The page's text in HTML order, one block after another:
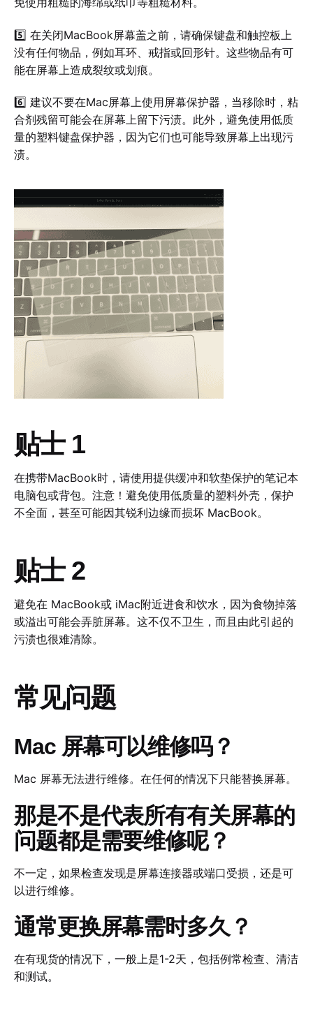
5️⃣ 在关闭MacBook屏幕盖之前，请确保键盘和触控板上
没有任何物品，例如耳环、戒指或回形针。这些物品有可
能在屏幕上造成裂纹或划痕。
6️⃣ 建议不要在Mac屏幕上使用屏幕保护器，当移除时，粘
合剂残留可能会在屏幕上留下污渍。此外，避免使用低质
量的塑料键盘保护器，因为它们也可能导致屏幕上出现污
渍。
贴士 1
在携带MacBook时，请使用提供缓冲和软垫保护的笔记本
电脑包或背包。注意！避免使用低质量的塑料外壳，保护
不全面，甚至可能因其锐利边缘而损坏 MacBook。
贴士 2
避免在 MacBook或 iMac附近进食和饮水，因为食物掉落
或溢出可能会弄脏屏幕。这不仅不卫生，而且由此引起的
污渍也很难清除。
常见问题
Mac 屏幕可以维修吗？
Mac 屏幕无法进行维修。在任何的情况下只能替换屏幕。
那是不是代表所有有关屏幕的
问题都是需要维修呢？
不一定，如果检查发现是屏幕连接器或端口受损，还是可
以进行维修。
通常更换屏幕需时多久？
在有现货的情况下，一般上是1-2天，包括例常检查、清洁
和测试。